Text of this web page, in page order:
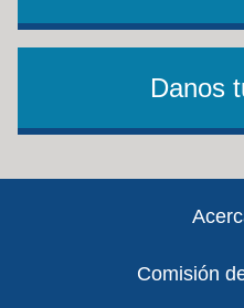
Danos
Comisión